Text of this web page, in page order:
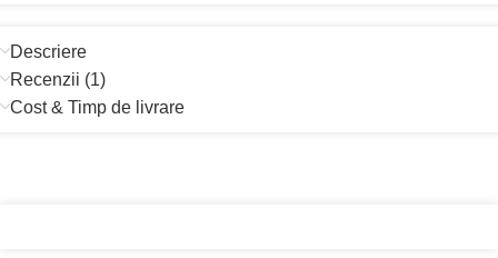
Descriere
Recenzii (1)
Cost & Timp de livrare